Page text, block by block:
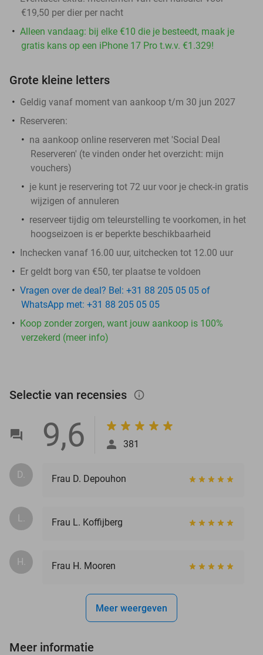
€19,50 per dier per nacht
Alleen vandaag: bij elke €10 die je besteedt, maak je
gratis kans op een iPhone 17 Pro t.w.v. €1.329!
Grote kleine letters
Geldig vanaf moment van aankoop t/m 30 jun 2027
Reserveren:
na aankoop online reserveren met 'Social Deal
Reserveren' (te vinden onder het overzicht: mijn
vouchers)
je kunt je reservering tot 72 uur voor je check-in gratis
wijzigen of annuleren
reserveer tijdig om teleurstelling te voorkomen, in het
hoogseizoen is er beperkte beschikbaarheid
Inchecken vanaf 16.00 uur, uitchecken tot 12.00 uur
Er geldt borg van €50, ter plaatse te voldoen
Vragen over de deal? Bel: +31 88 205 05 05 of
WhatsApp met: +31 88 205 05 05
Koop zonder zorgen, want jouw aankoop is 100%
verzekerd (meer info)
Selectie van recensies info_outlined
9,6 381
D. Frau D. Depouhon
L. Frau L. Koffijberg
H. Frau H. Mooren
Meer weergeven
Meer informatie